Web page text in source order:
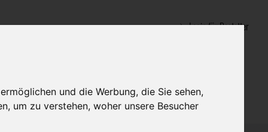
und die Werbung, die Sie sehen,
um zu verstehen, woher unsere Besucher
Login für Bestatter